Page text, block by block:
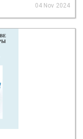
04 Nov 2024